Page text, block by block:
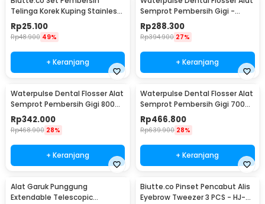
Telinga Korek Kuping Stainless
Steel 6 PCS - BA35
Rp25.100
Rp48.900 49%
+ Keranjang
Semprot Pembersih Gigi -
V400Plus
Rp288.300
Rp394.900 27%
+ Keranjang
Waterpulse Dental Flosser Alat
Semprot Pembersih Gigi 800ml
- V300
Rp342.000
Rp468.900 28%
+ Keranjang
Waterpulse Dental Flosser Alat
Semprot Pembersih Gigi 700ml
- V660
Rp466.800
Rp639.900 28%
+ Keranjang
Alat Garuk Punggung
Extendable Telescopic
Biutte.co Pinset Pencabut Alis
Eyebrow Tweezer 3 PCS - HJ-